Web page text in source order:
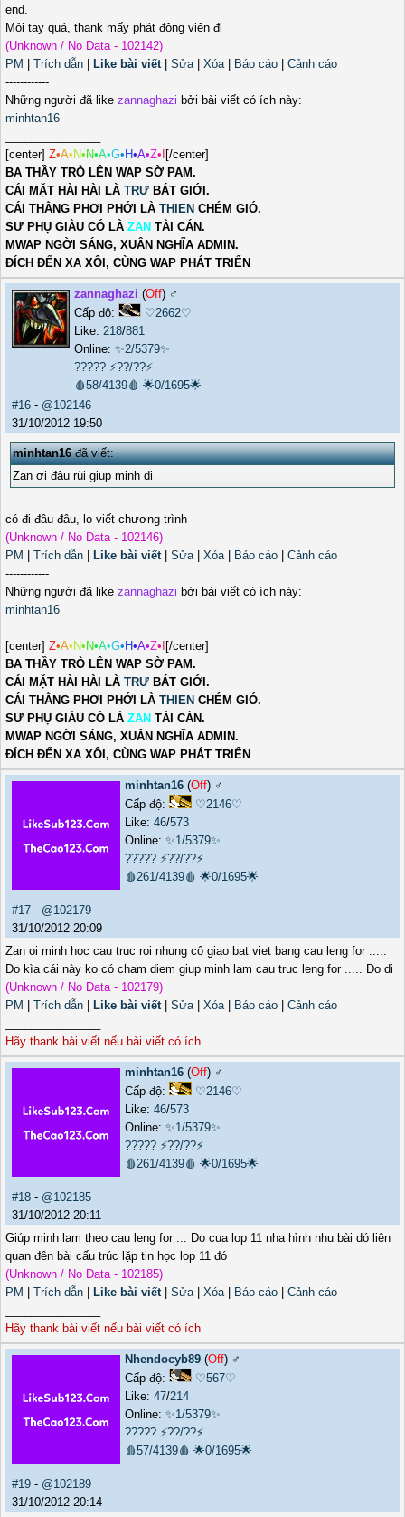
end.
Mỏi tay quá, thank mấy phát động viên đi
(Unknown / No Data - 102142)
PM
Trích dẫn Like bài viết| Sửa| Xóa| Báo cáo
Cảnh cáo
------------
Những người đã like zannaghazi bởi bài viết có ích này:
minhtan16
[center] Z•A• N• N•A•G• H•A•Z• [/center]
BA THẦY TRÒ LÊN WAP SỜ PAM.
CÁI MẶT HÀI HÀI LÀ TRƯ BÁT GIỚI.
CÁI THẰNG PHƠI PHỚI LÀ THIEN CHÉM GIÓ.
SƯ PHỤ GIÀU CÓ LÀ ZAN TÀI CÁN.
MWAP NGỜI SÁNG, XUÂN NGHĨA ADMIN.
ĐÍCH ĐẾN XA XÔI, CÙNG WAP PHÁT TRIỂN
zannaghazi (Off) ♂️
Cấp độ:
♡2662♡
Like: 218/881
Online: ✨2/5379✨
????? ⚡??/??⚡
🩸58/4139🩸 🌟0/1695🌟
#16 - @102146
31/10/2012 19:50
minhtan16đã viết:
Zan ơi đâu rùi giup minh di
có đi đâu đâu, lo viết chương trình
(Unknown / No Data - 102146)
PM
Trích dẫn Like bài viết| Sửa| Xóa| Báo cáo
Cảnh cáo
------------
Những người đã like zannaghazi bởi bài viết có ích này:
minhtan16
[center] Z•A• N• N•A•G• H•A•Z• [/center]
BA THẦY TRÒ LÊN WAP SỜ PAM.
CÁI MẶT HÀI HÀI LÀ TRƯ BÁT GIỚI.
CÁI THẰNG PHƠI PHỚI LÀ THIEN CHÉM GIÓ.
SƯ PHỤ GIÀU CÓ LÀ ZAN TÀI CÁN.
MWAP NGỜI SÁNG, XUÂN NGHĨA ADMIN.
ĐÍCH ĐẾN XA XÔI, CÙNG WAP PHÁT TRIỂN
minhtan16 (Off) ♂️
Cấp độ:
♡2146♡
Like: 46/573
Online: ✨1/5379✨
????? ⚡??/??⚡
🩸261/4139🩸 🌟0/1695🌟
#17 - @102179
31/10/2012 20:09
Zan oi minh hoc cau truc roi nhung cô giao bat viet bang cau leng for .....
Do kìa cái này ko có cham diem giup minh lam cau truc leng for ..... Do di
(Unknown / No Data - 102179)
PM
Trích dẫn Like bài viết| Sửa| Xóa| Báo cáo
Cảnh cáo
Hãy thank bài viết nếu bài viết có ích
minhtan16 (Off) ♂️
Cấp độ:
♡2146♡
Like: 46/573
Online: ✨1/5379✨
????? ⚡??/??⚡
🩸261/4139🩸 🌟0/1695🌟
#18 - @102185
31/10/2012 20:11
Giúp minh lam theo cau leng for ... Do cua lop 11 nha hình nhu bài dó liên
quan đên bài cấu trúc lặp tin học lop 11 đó
(Unknown / No Data - 102185)
PM
Trích dẫn Like bài viết| Sửa| Xóa| Báo cáo
Cảnh cáo
Hãy thank bài viết nếu bài viết có ích
Nhendocyb89 (Off) ♂️
Cấp độ:
♡567♡
Like: 47/214
Online: ✨1/5379✨
????? ⚡??/??⚡
🩸57/4139🩸 🌟0/1695🌟
#19 - @102189
31/10/2012 20:14